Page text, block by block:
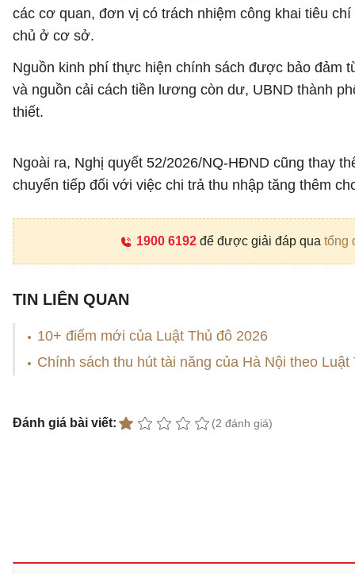
các cơ quan, đơn vị có trách nhiệm công khai tiêu
chủ ở cơ sở.
Nguồn kinh phí thực hiện chính sách được bảo đảm
và nguồn cải cách tiền lương còn dư, UBND thành
thiết.
Ngoài ra, Nghị quyết 52/2026/NQ-HĐND cũng thay
chuyển tiếp đối với việc chi trả thu nhập tăng thêm
1900 6192để được giải đáp qua tổng
TIN LIÊN QUAN
10+ điểm mới của Luật Thủ đô 2026
Chính sách thu hút tài năng của Hà Nội theo Luật
Đánh giá bài viết: (2 đánh giá)